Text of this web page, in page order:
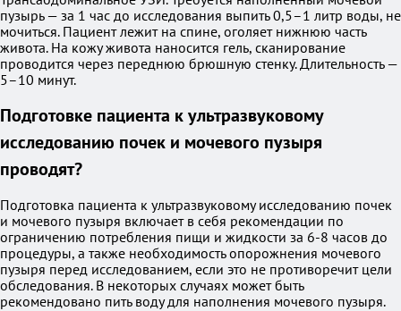
пузырь — за 1 час до исследования выпить 0,5–1 литр воды, не
мочиться. Пациент лежит на спине, оголяет нижнюю часть
живота. На кожу живота наносится гель, сканирование
проводится через переднюю брюшную стенку. Длительность —
5–10 минут.
Подготовке пациента к ультразвуковому
исследованию почек и мочевого пузыря
проводят?
Подготовка пациента к ультразвуковому исследованию почек
и мочевого пузыря включает в себя рекомендации по
ограничению потребления пищи и жидкости за 6-8 часов до
процедуры, а также необходимость опорожнения мочевого
пузыря перед исследованием, если это не противоречит цели
обследования. В некоторых случаях может быть
рекомендовано пить воду для наполнения мочевого пузыря.